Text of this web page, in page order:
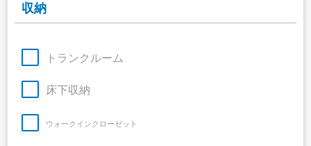
収納
トランクルーム
床下収納
ウォークインクローゼット